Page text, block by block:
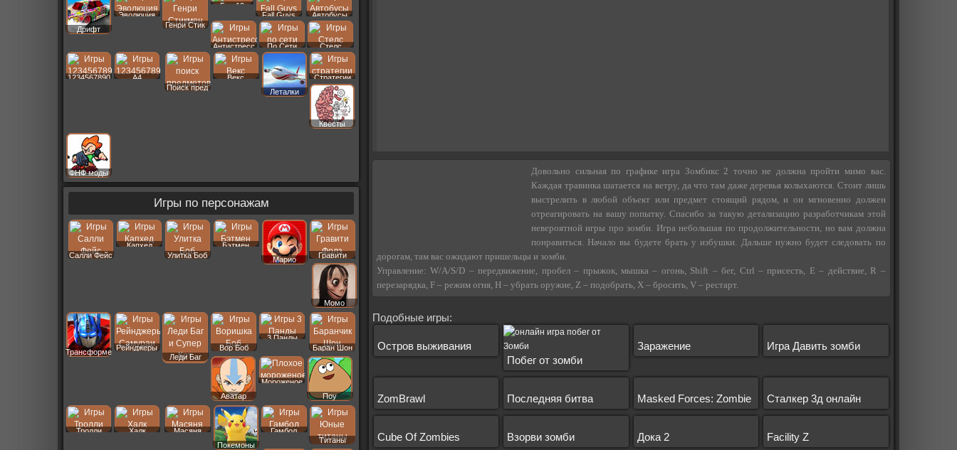
Довольно сильная по графике игра Зомбикс 2 точно не должна пройти мимо вас.
Каждая травинка шатается на ветру, да что там даже деревья колыхаются. Стоит лишь
выстрелить в любой объект или предмет стоящий рядом, и он мгновенно должен
отреагировать на вашу попытку. Спасибо за такую детализацию разработчикам этой
невероятной игры про зомби. Игра небольшая по продолжительности, но вам должна
понравиться. Начало вы будете брать у избушки. Дальше нужно будет следовать по
дорогам, там вас ожидают пришельцы и зомби.
Управление: W/A/S/D – передвижение, пробел – прыжок, мышка – огонь, Shift – бег, Ctrl – присесть, E – действие, R –
перезарядка, F – режим огня, H – убрать оружие, Z – подобрать, X – бросить, V – рестарт.
Подобные игры:
Остров выживания
Побег от зомби
Заражение Игра Давить зомби
ZomBrawl Последняя битва Masked Forces: Zombie Сталкер 3д онлайн
Cube Of Zombies Взорви зомби Дока 2 Facility Z
Дрифт
Эволюция
Генри Стик
Бен 10
Fall Guys
Автобусы
Антистресс По Сети Стелс
1234567890
A4
Поиск пред
Векс
Леталки
Стратегии
Квесты
ФНФ моды
Игры по персонажам
Салли Фейс
Капхед
Улитка Боб
Бэтмен
Марио
Гравити
Фолз
Момо
Трансформеры
Рейнджеры
Леди Баг
Вор Боб
3 Панды
Баран Шон
Аватар
Мороженое
Поу
Тролли Халк
Масяня
Покемоны
Гамбол
Титаны